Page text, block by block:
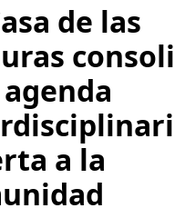
de las
a la